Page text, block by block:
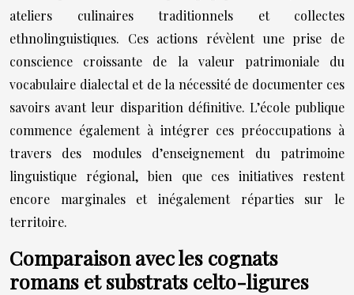
ateliers culinaires traditionnels et collectes
ethnolinguistiques. Ces actions révèlent une prise de
conscience croissante de la valeur patrimoniale du
vocabulaire dialectal et de la nécessité de documenter ces
savoirs avant leur disparition définitive. L’école publique
commence également à intégrer ces préoccupations à
travers des modules d’enseignement du patrimoine
linguistique régional, bien que ces initiatives restent
encore marginales et inégalement réparties sur le
territoire.
Comparaison avec les cognats
romans et substrats celto-ligures